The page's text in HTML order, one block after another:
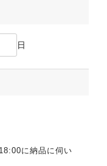
日
に納品に伺い